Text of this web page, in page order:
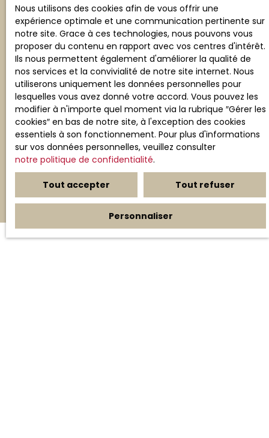
au démarchage téléphonique, prévu par l'article
L223-1 du code de la consommation, sur le site
Internet www.bloctel.gouv.fr ou par courrier
adressé à :
Société Worldline, Service Bloctel, CS 61311, 41013
BLOIS CEDEX.
Pour en savoir plus sur le traitement de vos
données personnelles, veuillez consulter notre
politique de confidentialité .
Recevoir des annonces
Nous utilisons des cookies afin de vous offrir une
expérience optimale et une communication pertinente sur
notre site. Grace à ces technologies, nous pouvons vous
proposer du contenu en rapport avec vos centres d'intérêt.
Ils nous permettent également d'améliorer la qualité de
nos services et la convivialité de notre site internet. Nous
utiliserons uniquement les données personnelles pour
lesquelles vous avez donné votre accord. Vous pouvez les
modifier à n'importe quel moment via la rubrique ″Gérer les
cookies″ en bas de notre site, à l'exception des cookies
essentiels à son fonctionnement. Pour plus d'informations
sur vos données personnelles, veuillez consulter
notre politique de confidentialité.
Tout accepter Tout refuser
Personnaliser